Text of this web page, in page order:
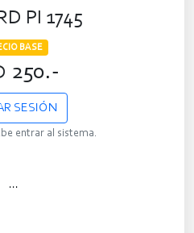
PI 1745
BASE
250.-
SESIÓN
entrar al sistema.
...